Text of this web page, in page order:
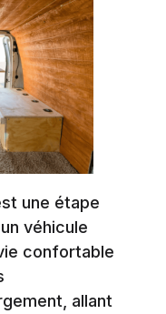
une étape
véhicule
confortable
allant